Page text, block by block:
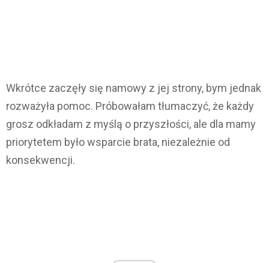
Wkrótce zaczęły się namowy z jej strony, bym jednak
rozważyła pomoc. Próbowałam tłumaczyć, że każdy
grosz odkładam z myślą o przyszłości, ale dla mamy
priorytetem było wsparcie brata, niezależnie od
konsekwencji.